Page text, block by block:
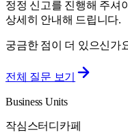
정정 신고를 진행해 주셔
상세히 안내해 드립니다.
궁금한 점이 더 있으신가
전체 질문 보기
Business Units
작심스터디카페